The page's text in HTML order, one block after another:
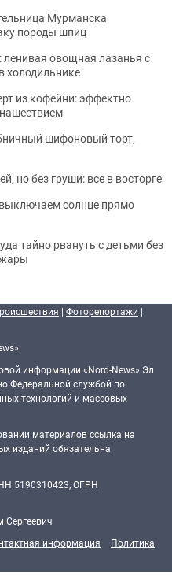
Мурманска
породы шпиц
овощная лазанья с
холодильнике
из кофейни: эффектно
шифоновый торт,
но без груши: все в восторге
солнце прямо
тайно рвануть с детьми без
жары
| Фоторепортажи |
информации «Nord-News» Эл
Федеральной службой по
технологий и массовых
материалов ссылка на
изданий обязательна
5190310423, ОГРН
Сергеевич
информация
Политика